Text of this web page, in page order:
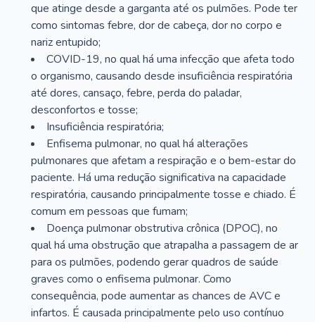
que atinge desde a garganta até os pulmões. Pode ter
como sintomas febre, dor de cabeça, dor no corpo e
nariz entupido;
COVID-19, no qual há uma infecção que afeta todo
o organismo, causando desde insuficiência respiratória
até dores, cansaço, febre, perda do paladar,
desconfortos e tosse;
Insuficiência respiratória;
Enfisema pulmonar, no qual há alterações
pulmonares que afetam a respiração e o bem-estar do
paciente. Há uma redução significativa na capacidade
respiratória, causando principalmente tosse e chiado. É
comum em pessoas que fumam;
Doença pulmonar obstrutiva crônica (DPOC), no
qual há uma obstrução que atrapalha a passagem de ar
para os pulmões, podendo gerar quadros de saúde
graves como o enfisema pulmonar. Como
consequência, pode aumentar as chances de AVC e
infartos. É causada principalmente pelo uso contínuo